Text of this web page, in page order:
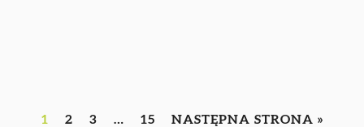
1 2 3 … 15 NASTĘPNA STRONA »